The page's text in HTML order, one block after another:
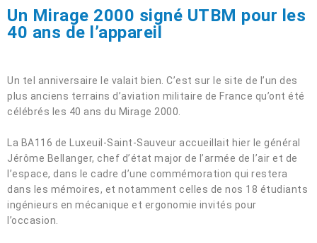
Un Mirage 2000 signé UTBM pour les
40 ans de l’appareil
Un tel anniversaire le valait bien. C’est sur le site de l’un des
plus anciens terrains d’aviation militaire de France qu’ont été
célébrés les 40 ans du Mirage 2000.
La BA116 de Luxeuil-Saint-Sauveur accueillait hier le général
Jérôme Bellanger, chef d’état major de l’armée de l’air et de
l’espace, dans le cadre d’une commémoration qui restera
dans les mémoires, et notamment celles de nos 18 étudiants
ingénieurs en mécanique et ergonomie invités pour
l’occasion.